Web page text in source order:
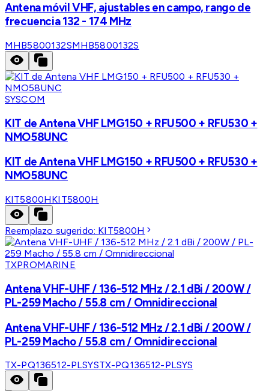
Antena móvil VHF, ajustables en campo, rango de
frecuencia 132 - 174 MHz
MHB5800132SMHB5800132S
SYSCOM
KIT de Antena VHF LMG150 + RFU500 + RFU530 +
NMO58UNC
KIT de Antena VHF LMG150 + RFU500 + RFU530 +
NMO58UNC
KIT5800HKIT5800H
Reemplazo sugerido: KIT5800H
TXPROMARINE
Antena VHF-UHF / 136-512 MHz / 2.1 dBi / 200W /
PL-259 Macho / 55.8 cm / Omnidireccional
Antena VHF-UHF / 136-512 MHz / 2.1 dBi / 200W /
PL-259 Macho / 55.8 cm / Omnidireccional
TX-PQ136512-PLSYSTX-PQ136512-PLSYS